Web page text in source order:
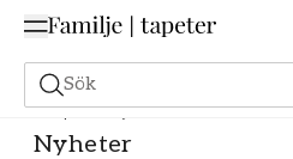
Sök
Tapeter Nyheter
Nyheter